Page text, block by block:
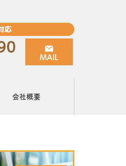
会社概要